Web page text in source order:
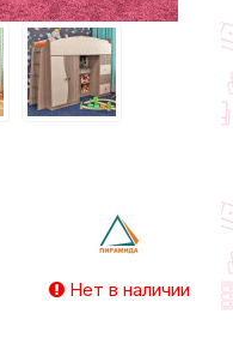
Нет в наличии